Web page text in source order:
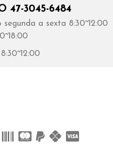
47-3045-6484
a sexta 8:30~12:00